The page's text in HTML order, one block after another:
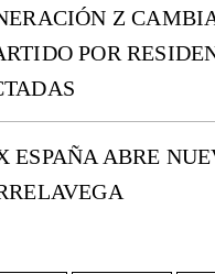
Z
POR
ESPAÑA ABRE